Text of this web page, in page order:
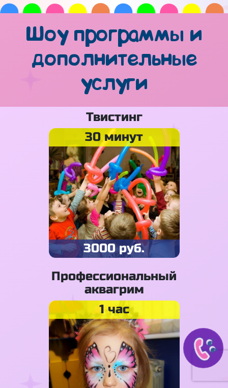
Шоу программы и
дополнительные
услуги
Твистинг
30 минут
3000 руб.
Профессиональный
аквагрим
1 час